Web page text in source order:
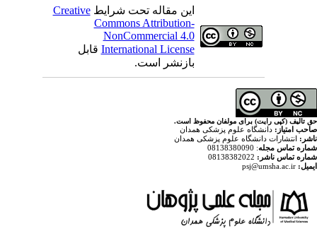
این مقاله تحت شرایطCreative
Commons Attribution-
NonCommercial 4.0
International Licenseقابل
محفوظ است.
همدان
پزشکی همدان